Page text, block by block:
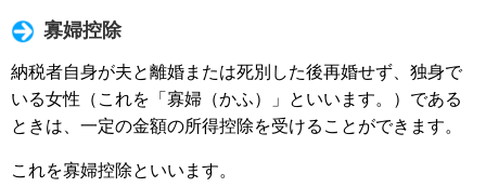
寡婦控除
納税者自身が夫と離婚または死別した後再婚せず、独身で
いる女性（これを「寡婦（かふ）」といいます。）である
ときは、一定の金額の所得控除を受けることができます。
これを寡婦控除といいます。